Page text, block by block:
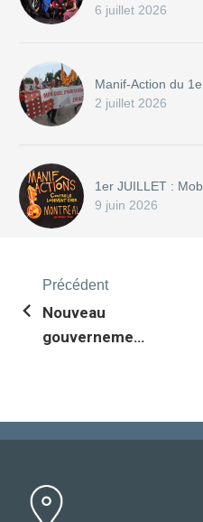
6 juillet 2026
Manif-Action du
2 juillet 2026
1er JUILLET :
9 juin 2026
Précédent
Nouveau
gouvernement